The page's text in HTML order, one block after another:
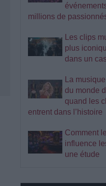
millions de
Les clips
plus
dans un
La
du monde
quand les
entrent dans l’histoire
Comment
influence
une étude